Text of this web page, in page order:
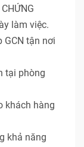
làm việc.
tận nơi
tại phòng
khách hàng
khả năng